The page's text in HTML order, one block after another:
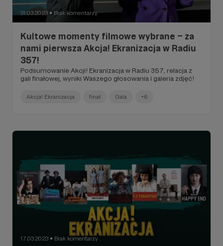
31.03.2023 ● Brak komentarzy
Kultowe momenty filmowe wybrane – za
nami pierwsza Akcja! Ekranizacja w Radiu
357!
Podsumowanie Akcji! Ekranizacja w Radiu 357, relacja z
gali finałowej, wyniki Waszego głosowania i galeria zdjęć!
Akcja! Ekranizacja finał Gala +6
17.03.2023 ● Brak komentarzy